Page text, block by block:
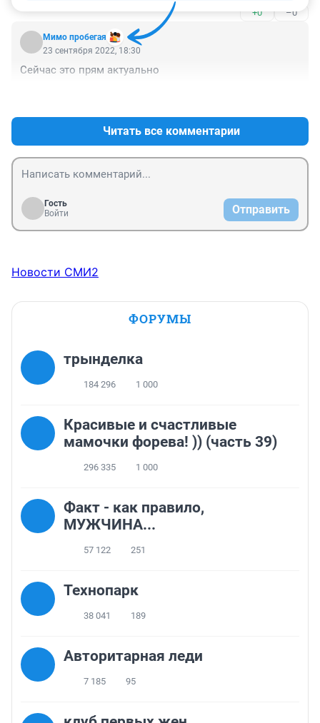
+0 –0
Мимо пробегая
23 сентября 2022, 18:30
Сейчас это прям актуально
Читать все комментарии
Гость
Войти
Отправить
Новости СМИ2
ФОРУМЫ
трынделка
184 296 1 000
Красивые и счастливые
мамочки форева! )) (часть 39)
296 335 1 000
Факт - как правило,
МУЖЧИНА...
57 122 251
Технопарк
38 041 189
Авторитарная леди
7 185 95